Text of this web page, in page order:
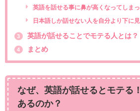
英語を話せる事に鼻が高くなってしま
日本語しか話せない人を自分より下に
3 英語が話せることでモテる人とは？
4 まとめ
なぜ、英語が話せるとモテる
あるのか？